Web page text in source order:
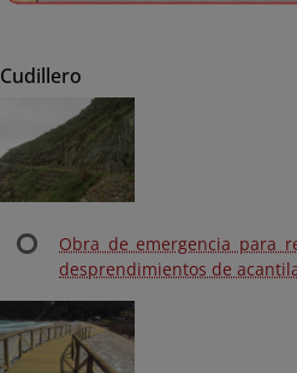
Cudillero
Obra de emergencia para
desprendimientos de